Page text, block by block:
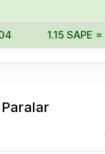
1.15 SAPE